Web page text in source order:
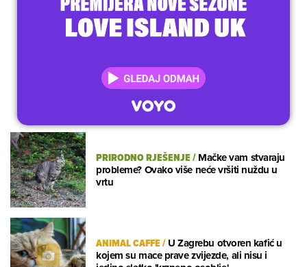
PRIRODNO RJEŠENJE/Mačke vam stvaraju
probleme? Ovako više neće vršiti nuždu u
vrtu
ANIMAL CAFFE/U Zagrebu otvoren kafić u
kojem su mace prave zvijezde, ali nisu i